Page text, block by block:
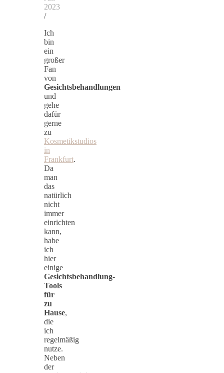
2023
/
Ich
bin
ein
großer
Fan
von
Gesichtsbehandlungen
und
gehe
dafür
gerne
zu
Kosmetikstudios
in
Frankfurt.
Da
man
das
natürlich
nicht
immer
einrichten
kann,
habe
ich
hier
einige
Gesichtsbehandlung-
Tools
für
zu
Hause,
die
ich
regelmäßig
nutze.
Neben
der